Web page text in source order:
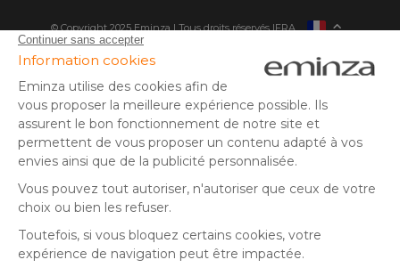
© Copyright 2025 Eminza | Tous droits réservés |
ESPAÑA
NEDERLAND
SUISSE
DANMARK
FRA
* Vous disposez de 30 jours (à compter de la réception ou du
retrait de votre colis) pour effectuer un retour de produits et
** Expédition le jour même pour toute commande passée avant